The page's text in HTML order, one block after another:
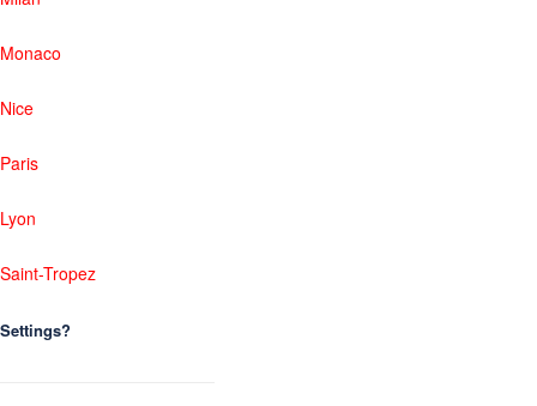
Monaco
Nice
Paris
Lyon
Saint-Tropez
Settings?